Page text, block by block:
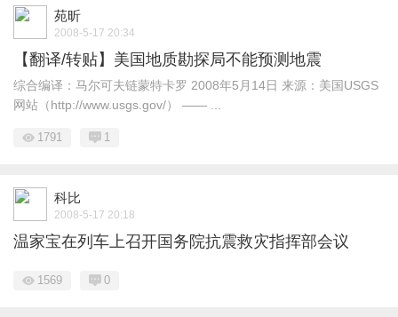
苑昕
2008-5-17 20:34
【翻译/转贴】美国地质勘探局不能预测地震
综合编译：马尔可夫链蒙特卡罗 2008年5月14日 来源：美国USGS
网站（http://www.usgs.gov/） —— ...
1791 1
科比
2008-5-17 20:18
温家宝在列车上召开国务院抗震救灾指挥部会议
1569 0